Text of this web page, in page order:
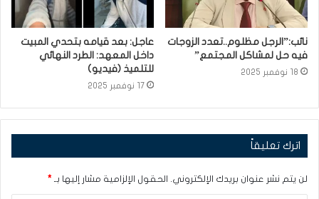
نائب:”الرجل مظلوم..تعدد الزوجات
فيه حل لمشاكل المجتمع”
18 نوفمبر 2025
عاجل: بعد قيامه بتحدي المبيت
داخل المعهد: الطرد النهائي
للتلميذ (فيديو)
17 نوفمبر 2025
اترك تعليقاً
لن يتم نشر عنوان بريدك الإلكتروني. الحقول الإلزامية مشار إليها بـ *